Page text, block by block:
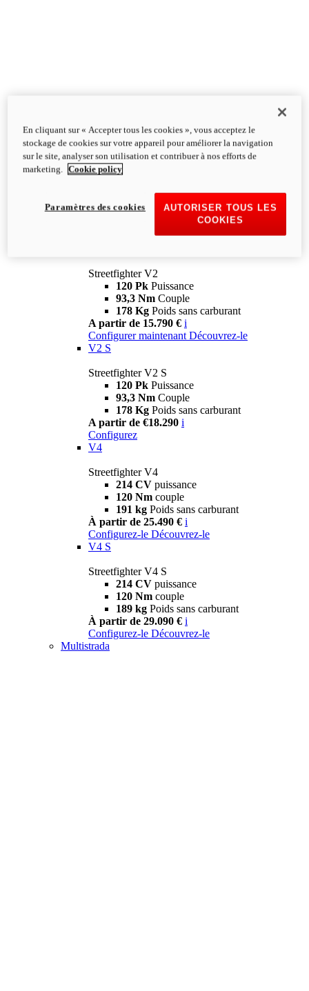
Streetfighter V2
120 Pk Puissance
93,3 Nm Couple
178 Kg Poids sans carburant
A partir de 15.790 € i
Configurer maintenant Découvrez-le
V2 S
Streetfighter V2 S
120 Pk Puissance
93,3 Nm Couple
178 Kg Poids sans carburant
A partir de €18.290 i
Configurez
V4
Streetfighter V4
214 CV puissance
120 Nm couple
191 kg Poids sans carburant
À partir de 25.490 € i
Configurez-le Découvrez-le
V4 S
Streetfighter V4 S
214 CV puissance
120 Nm couple
189 kg Poids sans carburant
À partir de 29.090 € i
Configurez-le Découvrez-le
Multistrada
En cliquant sur « Accepter tous les cookies », vous acceptez le
stockage de cookies sur votre appareil pour améliorer la navigation
sur le site, analyser son utilisation et contribuer à nos efforts de
marketing.
Cookie policy
AUTORISER TOUS LES
COOKIES
Paramètres des cookies